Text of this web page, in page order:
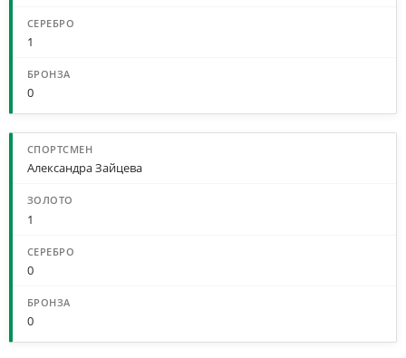
1
0
Александра Зайцева
1
0
0